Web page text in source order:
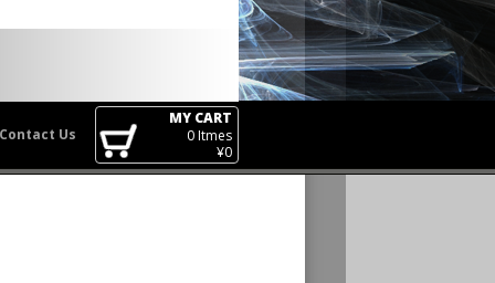
Contact Us
MY CART
0Itmes
¥0